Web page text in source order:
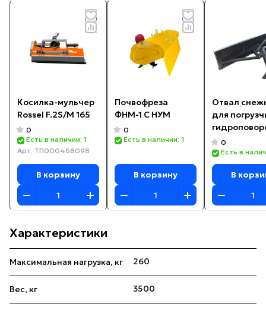
Косилка-мульчер
Rossel F.2S/M 165
0
Есть в наличии: 1
Арт. ТП000468098
В корзину
Почвофреза
ФНМ-1 С НУМ
0
Есть в наличии: 1
В корзину
Отвал
для
0
Есть в
В
Характеристики
Максимальная нагрузка, кг 260
Вес, кг 3500